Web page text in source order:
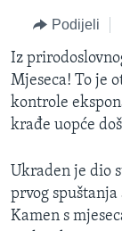
navigaciju
Idi
na
pretragu
VIJESTI
SJEDINJENE
BOSNA I
SVIJET
NAUKA I
SPECIJALNI
KORUPCIJA
ŽENSKA STRANA
IZBJEGLIČKA
Podijeli
Iz
Mjeseca! To je
kontrole
krađe uopće
Ukraden je dio
prvog
Kamen s